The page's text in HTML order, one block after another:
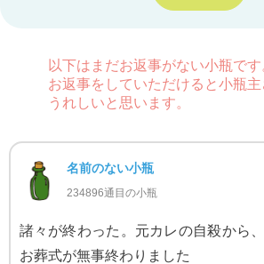
以下はまだお返事がない小瓶です
お返事をしていただけると小瓶
うれしいと思います。
名前のない小瓶
234896通目の小瓶
諸々が終わった。元カレの自殺から
お葬式が無事終わりました